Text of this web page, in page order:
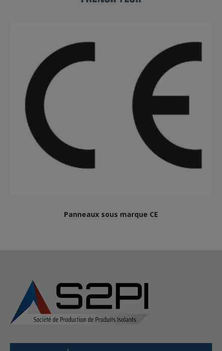
Panneaux sous marque CE